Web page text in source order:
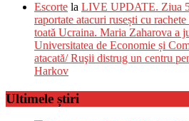
Escorte la LIVE UPDATE. Ziua
raportate atacuri rusești cu
toată Ucraina. Maria Zaharova a
Universitatea de Economie și
atacată/ Ruşii distrug un centru
Harkov
Ultimele știri